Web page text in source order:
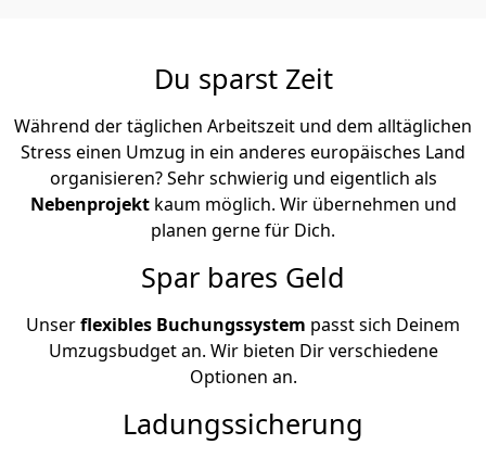
Du sparst Zeit
Während der täglichen Arbeitszeit und dem alltäglichen
Stress einen Umzug in ein anderes europäisches Land
organisieren? Sehr schwierig und eigentlich als
Nebenprojekt kaum möglich. Wir übernehmen und
planen gerne für Dich.
Spar bares Geld
Unserflexibles Buchungssystem passt sich Deinem
Umzugsbudget an. Wir bieten Dir verschiedene
Optionen an.
Ladungssicherung